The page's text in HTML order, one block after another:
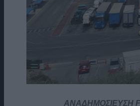
ΑΝΑΔΗΜΟΣΙΕΥΣΗ